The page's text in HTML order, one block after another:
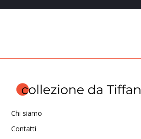
Chi siamo
Contatti